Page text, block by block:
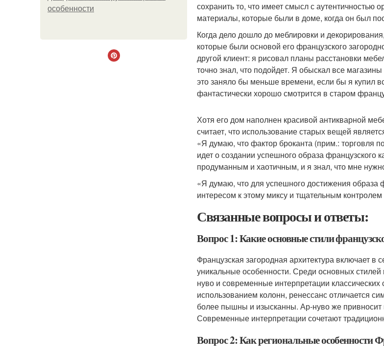
особенности
сохранить то, что имеет смысл с аутентичностью
материалы, которые были в доме, когда он был
Когда дело дошло до меблировки и
которые были основой его французского
другой клиент: я рисовал планы расстановки
точно знал, что подойдет. Я обыскал все
это заняло бы меньше времени, если бы я купил
фантастически хорошо смотрится в старом
Хотя его дом наполнен красивой антикварной
считает, что использование старых вещей
«Я думаю, что фактор броканта (прим.: торговля
идет о создании успешного образа
продуманным и хаотичным, и я знал, что мне
«Я думаю, что для успешного достижения образа
интересом к этому миксу и тщательным
Связанные вопросы и ответы:
Вопрос 1: Какие основные стили
Французская загородная архитектура включает
уникальные особенности. Среди основных
нуво и современные интерпретации классических
использованием колонн, ренессанс отличается
более пышны и изысканны. Ар-нуво же
Современные интерпретации сочетают
Вопрос 2: Как региональные особенности